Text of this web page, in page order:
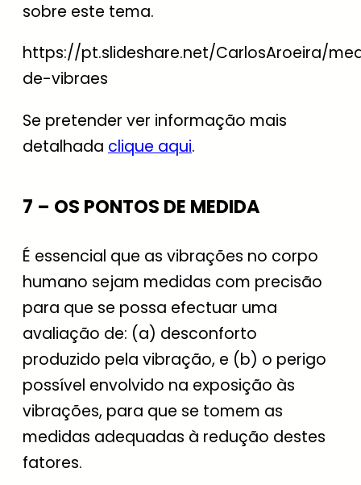
sobre este tema.
https://pt.slideshare.net/CarlosAroeira/
de-vibraes
Se pretender ver informação mais
detalhada clique aqui.
7 – OS PONTOS DE MEDIDA
É essencial que as vibrações no corpo
humano sejam medidas com precisão
para que se possa efectuar uma
avaliação de: (a) desconforto
produzido pela vibração, e (b) o perigo
possível envolvido na exposição às
vibrações, para que se tomem as
medidas adequadas à redução destes
fatores.